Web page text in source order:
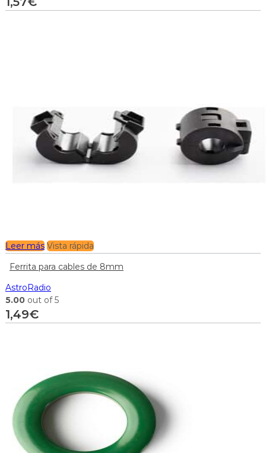
Leer más Vista rápida
Ferrita para cables de 8mm
AstroRadio
5.00 out of 5
1,49€